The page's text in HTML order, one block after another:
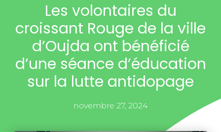
Les volontaires du
croissant Rouge de la ville
d’Oujda ont bénéficié
d’une séance d’éducation
sur la lutte antidopage
novembre 27, 2024